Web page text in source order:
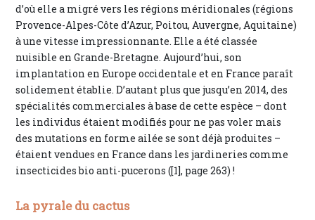
d’où elle a migré vers les régions méridionales (régions
Provence-Alpes-Côte d’Azur, Poitou, Auvergne, Aquitaine)
à une vitesse impressionnante. Elle a été classée
nuisible en Grande-Bretagne. Aujourd’hui, son
implantation en Europe occidentale et en France paraît
solidement établie. D’autant plus que jusqu’en 2014, des
spécialités commerciales à base de cette espèce – dont
les individus étaient modifiés pour ne pas voler mais
des mutations en forme ailée se sont déjà produites –
étaient vendues en France dans les jardineries comme
insecticides bio anti-pucerons ([1], page 263) !
La pyrale du cactus